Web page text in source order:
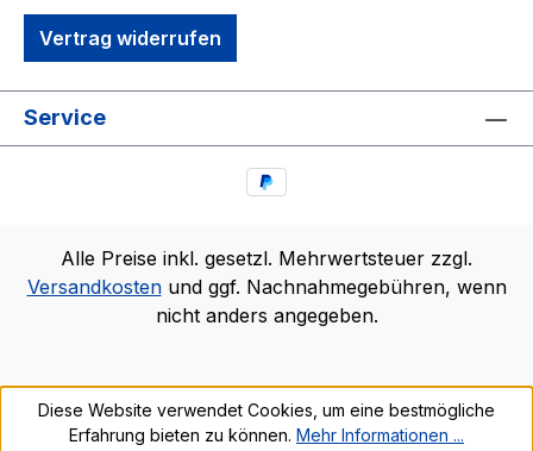
Vertrag widerrufen
Service
Alle Preise inkl. gesetzl. Mehrwertsteuer zzgl.
Versandkostenund ggf. Nachnahmegebühren, wenn
nicht anders angegeben.
Diese Website verwendet Cookies, um eine bestmögliche
Erfahrung bieten zu können. Mehr Informationen ...